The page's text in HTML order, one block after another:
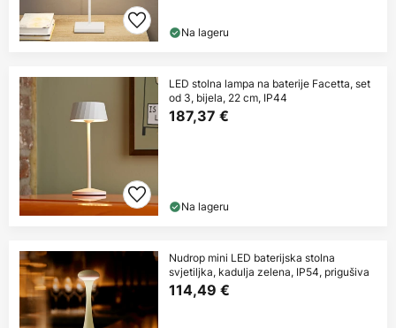
Na lageru
LED stolna lampa na baterije Facetta, set
od 3, bijela, 22 cm, IP44
187,37 €
Na lageru
Nudrop mini LED baterijska stolna
svjetiljka, kadulja zelena, IP54, prigušiva
114,49 €